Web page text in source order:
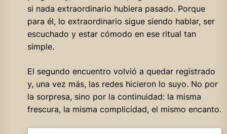
si nada extraordinario hubiera pasado. Porque
para él, lo extraordinario sigue siendo hablar, ser
escuchado y estar cómodo en ese ritual tan
simple.
El segundo encuentro volvió a quedar registrado
y, una vez más, las redes hicieron lo suyo. No por
la sorpresa, sino por la continuidad: la misma
frescura, la misma complicidad, el mismo encanto.